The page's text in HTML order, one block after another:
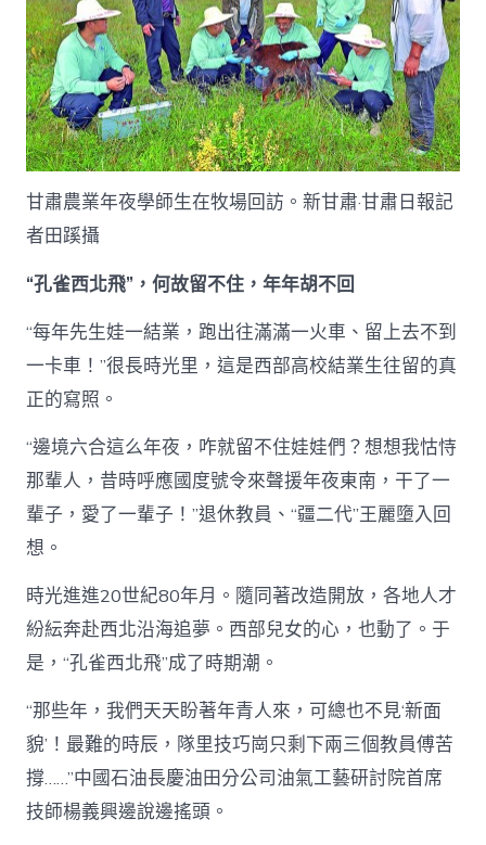
甘肅農業年夜學師生在牧場回訪。新甘肅·甘肅日報記
者田蹊攝
“孔雀西北飛”，何故留不住，年年胡不回
“每年先生娃一結業，跑出往滿滿一火車、留上去不到
一卡車！”很長時光里，這是西部高校結業生往留的真
正的寫照。
“邊境六合這么年夜，咋就留不住娃娃們？想想我怙恃
那輩人，昔時呼應國度號令來聲援年夜東南，干了一
輩子，愛了一輩子！”退休教員、“疆二代”王麗墮入回
想。
時光進進20世紀80年月。隨同著改造開放，各地人才
紛紜奔赴西北沿海追夢。西部兒女的心，也動了。于
是，“孔雀西北飛”成了時期潮。
“那些年，我們天天盼著年青人來，可總也不見‘新面
貌’！最難的時辰，隊里技巧崗只剩下兩三個教員傅苦
撐……”中國石油長慶油田分公司油氣工藝研討院首席
技師楊義興邊說邊搖頭。